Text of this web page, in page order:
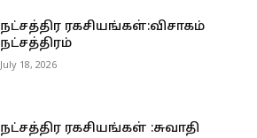
நட்சத்திர ரகசியங்கள்:விசாகம்
நட்சத்திரம்
July 18, 2026
நட்சத்திர ரகசியங்கள் :சுவாதி